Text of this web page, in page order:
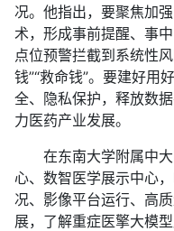
况。他指出，要聚焦加
术，形成事前提醒、事
点位预警拦截到系统性
钱”“救命钱”。要建好用
全、隐私保护，释放数
力医药产业发展。
在东南大学附属中大
心、数智医学展示中心
况、影像平台运行、高
展，了解重症医擎大模